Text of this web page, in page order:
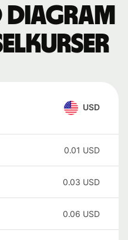
Diagram
USD
0.01 USD
0.03 USD
0.06 USD